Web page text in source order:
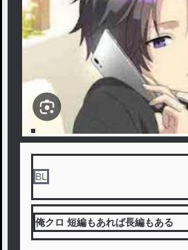
BL
俺クロ 短編もあれば長編もある